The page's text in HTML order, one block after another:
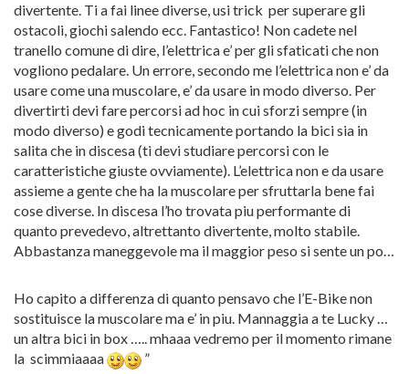
divertente. Ti a fai linee diverse, usi trick per superare gli
ostacoli, giochi salendo ecc. Fantastico! Non cadete nel
tranello comune di dire, l’elettrica e’ per gli sfaticati che non
vogliono pedalare. Un errore, secondo me l’elettrica non e’ da
usare come una muscolare, e’ da usare in modo diverso. Per
divertirti devi fare percorsi ad hoc in cui sforzi sempre (in
modo diverso) e godi tecnicamente portando la bici sia in
salita che in discesa (ti devi studiare percorsi con le
caratteristiche giuste ovviamente). L’elettrica non e da usare
assieme a gente che ha la muscolare per sfruttarla bene fai
cose diverse. In discesa l’ho trovata piu performante di
quanto prevedevo, altrettanto divertente, molto stabile.
Abbastanza maneggevole ma il maggior peso si sente un po…
Ho capito a differenza di quanto pensavo che l’E-Bike non
sostituisce la muscolare ma e’ in piu. Mannaggia a te Lucky …
un altra bici in box ….. mhaaa vedremo per il momento rimane
la scimmiaaaa
”